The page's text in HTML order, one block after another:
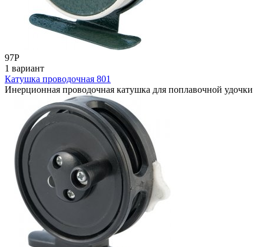
97Р
1 вариант
Катушка проводочная 801
Инерционная проводочная катушка для поплавочной удочки